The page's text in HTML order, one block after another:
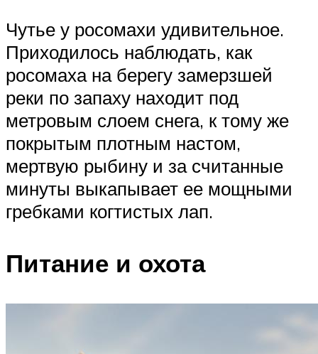
Чутье у росомахи удивительное.
Приходилось наблюдать, как
росомаха на берегу замерзшей
реки по запаху находит под
метровым слоем снега, к тому же
покрытым плотным настом,
мертвую рыбину и за считанные
минуты выкапывает ее мощными
гребками когтистых лап.
Питание и охота